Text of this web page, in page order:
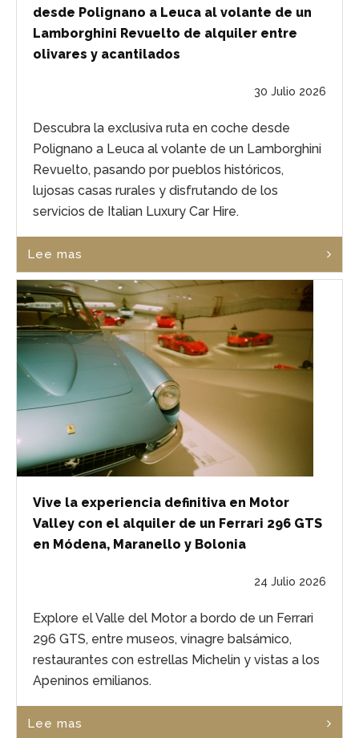
desde Polignano a Leuca al volante de un
Lamborghini Revuelto de alquiler entre
olivares y acantilados
30 Julio 2026
Descubra la exclusiva ruta en coche desde
Polignano a Leuca al volante de un Lamborghini
Revuelto, pasando por pueblos históricos,
lujosas casas rurales y disfrutando de los
servicios de Italian Luxury Car Hire.
Lee mas
Vive la experiencia definitiva en Motor
Valley con el alquiler de un Ferrari 296 GTS
en Módena, Maranello y Bolonia
24 Julio 2026
Explore el Valle del Motor a bordo de un Ferrari
296 GTS, entre museos, vinagre balsámico,
restaurantes con estrellas Michelin y vistas a los
Apeninos emilianos.
Lee mas